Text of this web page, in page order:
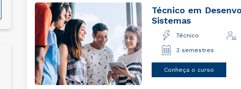
Técnico em
Sistemas
Técnico
3 semestres
Conheça o curso